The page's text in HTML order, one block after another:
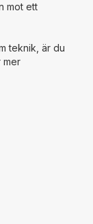
mot ett
teknik, är du
mer